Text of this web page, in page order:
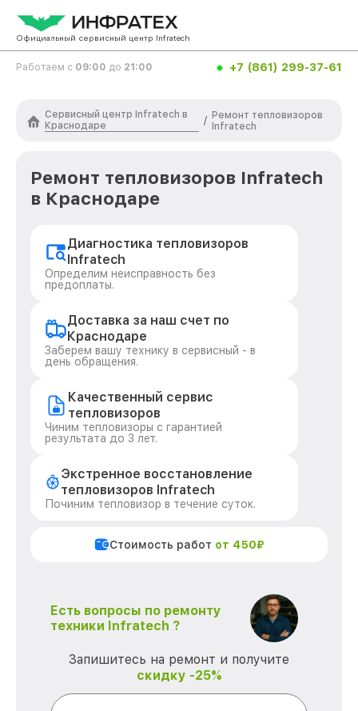
Официальный сервисный центр Infratech
Работаем с 09:00 до 21:00 +7 (861) 299-37-61
Сервисный центр Infratech в
Краснодаре
/ Ремонт тепловизоров
Infratech
Ремонт тепловизоров Infratech
в Краснодаре
Диагностика тепловизоров
Infratech
Определим неисправность без
предоплаты.
Доставка за наш счет по
Краснодаре
Заберем вашу технику в сервисный - в
день обращения.
Качественный сервис
тепловизоров
Чиним тепловизоры с гарантией
результата до 3 лет.
Экстренное восстановление
тепловизоров Infratech
Починим тепловизор в течение суток.
Стоимость работ от 450₽
Есть вопросы по ремонту
техники Infratech ?
Запишитесь на ремонт и получите
скидку -25%